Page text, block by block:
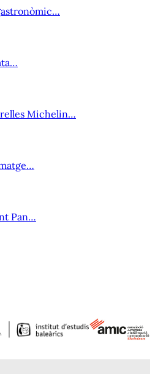
Michelin…
Pan…